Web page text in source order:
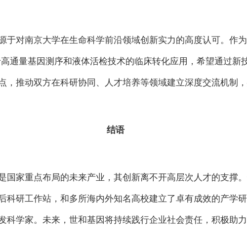
于对南京大学在生命科学前沿领域创新实力的高度认可。作
通量基因测序和液体活检技术的临床转化应用，希望通过
推动双方在科研协同、人才培养等领域建立深度交流机制
结语
国家重点布局的未来产业，其创新离不开高层次人才的支撑
科研工作站，和多所海内外知名高校建立了卓有成效的产学
科学家。未来，世和基因将持续践行企业社会责任，积极助